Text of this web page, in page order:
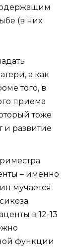
(в них
а как
того, в
приема
тоже
и развитие
– именно
мучается
в 12-13
функции